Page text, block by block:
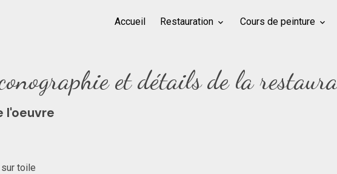
Accueil Restauration Cours de peinture
et détails de la
l'oeuvre
toile